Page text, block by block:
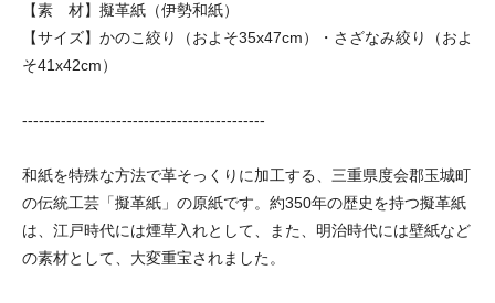
【素 材】擬革紙（伊勢和紙）
【サイズ】かのこ絞り（およそ35x47cm）・さざなみ絞り（およ
そ41x42cm）
--------------------------------------------
和紙を特殊な方法で革そっくりに加工する、三重県度会郡玉城町
の伝統工芸「擬革紙」の原紙です。約350年の歴史を持つ擬革紙
は、江戸時代には煙草入れとして、また、明治時代には壁紙など
の素材として、大変重宝されました。